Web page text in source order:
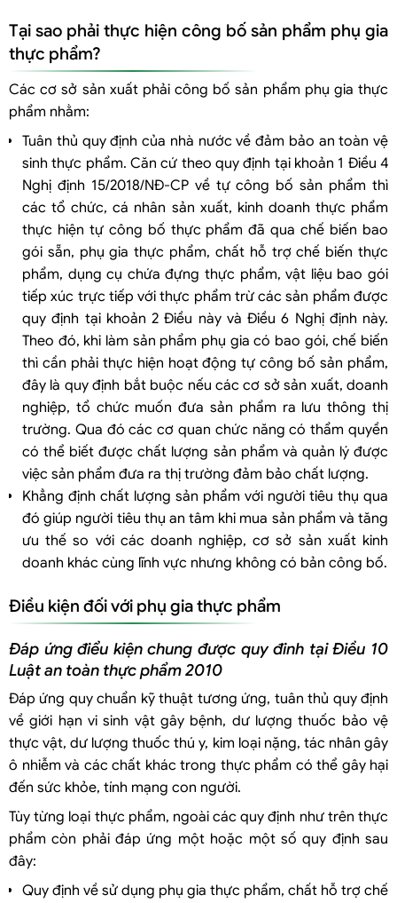
Tại sao phải thực hiện công bố sản phẩm phụ gia
thực phẩm?
Các cơ sở sản xuất phải công bố sản phẩm phụ gia thực
phẩm nhằm:
Tuân thủ quy định của nhà nước về đảm bảo an toàn vệ
sinh thực phẩm. Căn cứ theo quy định tại khoản 1 Điều 4
Nghị định 15/2018/NĐ-CP về tự công bố sản phẩm thì
các tổ chức, cá nhân sản xuất, kinh doanh thực phẩm
thực hiện tự công bố thực phẩm đã qua chế biến bao
gói sẵn, phụ gia thực phẩm, chất hỗ trợ chế biến thực
phẩm, dụng cụ chứa đựng thực phẩm, vật liệu bao gói
tiếp xúc trực tiếp với thực phẩm trừ các sản phẩm được
quy định tại khoản 2 Điều này và Điều 6 Nghị định này.
Theo đó, khi làm sản phẩm phụ gia có bao gói, chế biến
thì cần phải thực hiện hoạt động tự công bố sản phẩm,
đây là quy định bắt buộc nếu các cơ sở sản xuất, doanh
nghiệp, tổ chức muốn đưa sản phẩm ra lưu thông thị
trường. Qua đó các cơ quan chức năng có thẩm quyền
có thể biết được chất lượng sản phẩm và quản lý được
việc sản phẩm đưa ra thị trường đảm bảo chất lượng.
Khẳng định chất lượng sản phẩm với người tiêu thụ qua
đó giúp người tiêu thụ an tâm khi mua sản phẩm và tăng
ưu thế so với các doanh nghiệp, cơ sở sản xuất kinh
doanh khác cùng lĩnh vực nhưng không có bản công bố.
Điều kiện đối với phụ gia thực phẩm
Đáp ứng điểu kiện chung được quy đinh tại Điều 10
Luật an toàn thực phẩm 2010
Đáp ứng quy chuẩn kỹ thuật tương ứng, tuân thủ quy định
về giới hạn vi sinh vật gây bệnh, dư lượng thuốc bảo vệ
thực vật, dư lượng thuốc thú y, kim loại nặng, tác nhân gây
ô nhiễm và các chất khác trong thực phẩm có thể gây hại
đến sức khỏe, tính mạng con người.
Tùy từng loại thực phẩm, ngoài các quy định như trên thực
phẩm còn phải đáp ứng một hoặc một số quy định sau
đây:
Quy định về sử dụng phụ gia thực phẩm, chất hỗ trợ chế